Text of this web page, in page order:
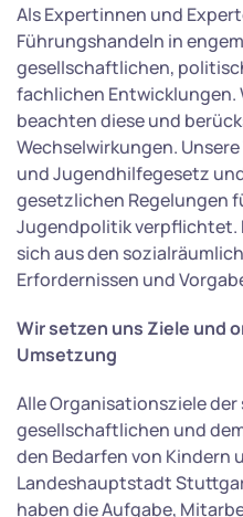
Als Expertinnen und
Führungshandeln in
gesellschaftlichen,
fachlichen Entwicklungen.
beachten diese und
Wechselwirkungen.
und Jugendhilfegesetz
gesetzlichen Regelungen
Jugendpolitik verpflichtet.
sich aus den
Erfordernissen und
Wir setzen uns Ziele und
Umsetzung
Alle Organisationsziele
gesellschaftlichen und
den Bedarfen von Kindern
Landeshauptstadt
haben die Aufgabe,